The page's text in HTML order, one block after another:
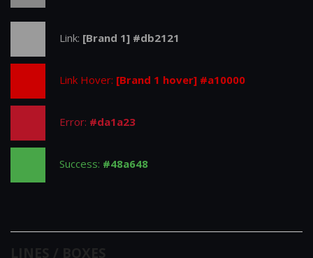
Link: [Brand 1] #db2121
Link Hover: [Brand 1 hover] #a10000
Error: #da1a23
Success: #48a648
LINES / BOXES